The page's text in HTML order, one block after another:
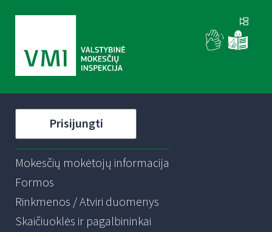
Prisijungti
Mokesčių mokėtojų informacija
Formos
Rinkmenos / Atviri duomenys
Skaičiuoklės ir pagalbininkai